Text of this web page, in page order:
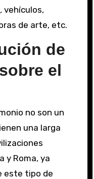
vehículos,
de arte, etc.
de
el
no son un
una larga
y Roma, ya
este tipo de